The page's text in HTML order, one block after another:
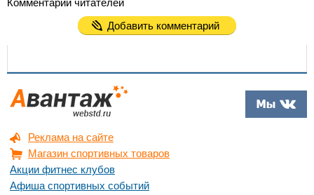
Комментарии читателей
Добавить комментарий
Реклама на сайте
Магазин спортивных товаров
Акции фитнес клубов
Афиша спортивных событий